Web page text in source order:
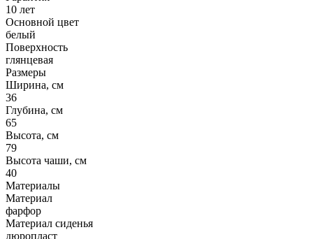
10 лет
Основной цвет
белый
Поверхность
глянцевая
Размеры
Ширина, см
36
Глубина, см
65
Высота, см
79
Высота чаши, см
40
Материалы
Материал
фарфор
Материал сиденья
дюропласт